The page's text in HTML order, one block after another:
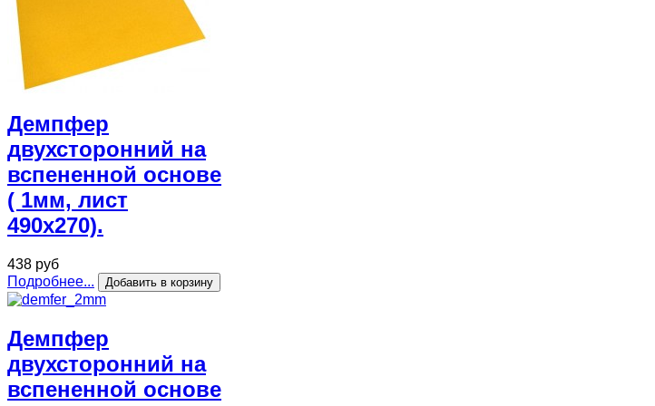
Демпфер
двухсторонний на
вспененной основе
( 1мм, лист
490x270).
438 руб
Подробнее...
Демпфер
двухсторонний на
вспененной основе